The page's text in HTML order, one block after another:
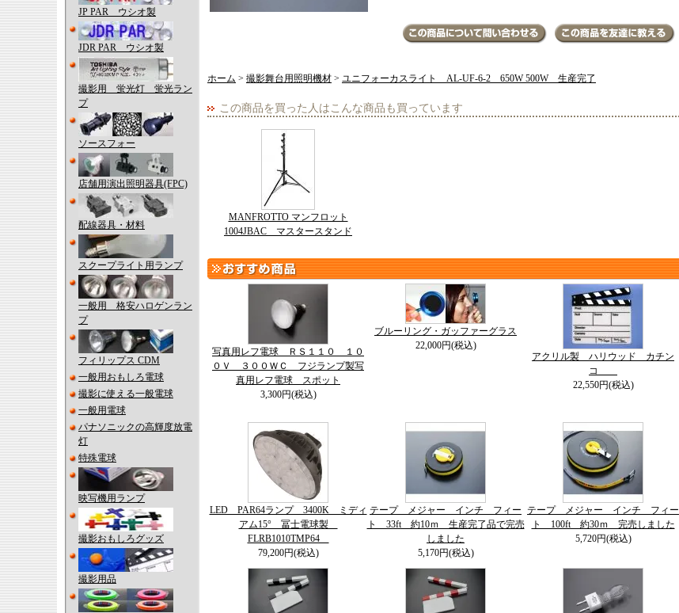
JP PAR ウシオ製
JDR PAR ウシオ製
撮影用 蛍光灯 蛍光ラン
プ
ソースフォー
店舗用演出照明器具(FPC)
配線器具・材料
スクープライト用ランプ
一般用 格安ハロゲンラン
プ
フィリップス CDM
一般用おもしろ電球
撮影に使える一般電球
一般用電球
パナソニックの高輝度放電
灯
特殊電球
映写機用ランプ
撮影おもしろグッズ
撮影用品
ホーム > 撮影舞台用照明機材 > ユニフォーカスライト AL-UF-6-2 650W 500W 生産完了
この商品を買った人はこんな商品も買っています
MANFROTTO マンフロット
1004JBAC マスタースタンド
写真用レフ電球 ＲＳ１１０ １０
０Ｖ ３００ＷＣ フジランプ製写
真用レフ電球 スポット
3,300円(税込)
ブルーリング・ガッファーグラス
22,000円(税込)
アクリル製 ハリウッド カチン
コ
22,550円(税込)
LED PAR64ランプ 3400K ミディ
アム15° 冨士電球製
FLRB1010TMP64
79,200円(税込)
テープ メジャー インチ フィー
ト 33ft 約10ｍ 生産完了品で完売
しました
5,170円(税込)
テープ メジャー インチ フィー
ト 100ft 約30ｍ 完売しました
5,720円(税込)